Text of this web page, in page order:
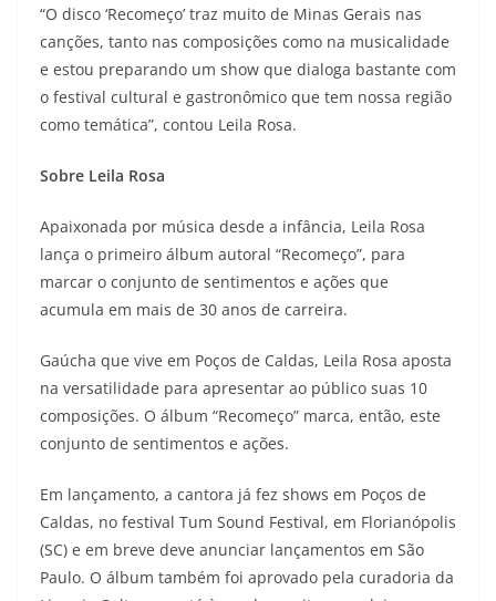
“O disco ‘Recomeço’ traz muito de Minas Gerais nas
canções, tanto nas composições como na musicalidade
e estou preparando um show que dialoga bastante com
o festival cultural e gastronômico que tem nossa região
como temática”, contou Leila Rosa.
Sobre Leila Rosa
Apaixonada por música desde a infância, Leila Rosa
lança o primeiro álbum autoral “Recomeço”, para
marcar o conjunto de sentimentos e ações que
acumula em mais de 30 anos de carreira.
Gaúcha que vive em Poços de Caldas, Leila Rosa aposta
na versatilidade para apresentar ao público suas 10
composições. O álbum “Recomeço” marca, então, este
conjunto de sentimentos e ações.
Em lançamento, a cantora já fez shows em Poços de
Caldas, no festival Tum Sound Festival, em Florianópolis
(SC) e em breve deve anunciar lançamentos em São
Paulo. O álbum também foi aprovado pela curadoria da